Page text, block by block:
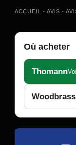
ACCUEIL - AVIS -
Où acheter
Thomann
Woodbrass